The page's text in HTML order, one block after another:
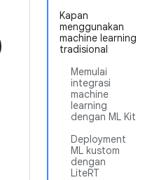
Kapan
menggunakan
machine learning
tradisional
Memulai
integrasi
machine
learning
dengan ML Kit
Deployment
ML kustom
dengan
LiteRT